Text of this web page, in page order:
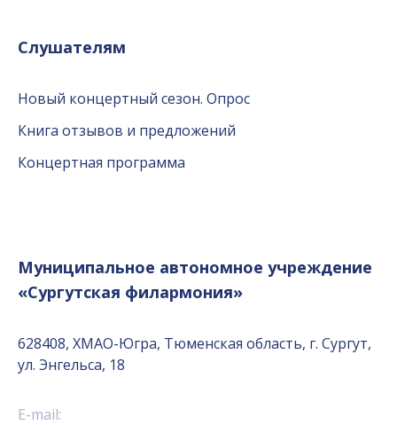
Слушателям
Новый концертный сезон. Опрос
Книга отзывов и предложений
Концертная программа
Муниципальное автономное учреждение
«Сургутская филармония»
628408, ХМАО-Югра, Тюменская область, г. Сургут,
ул. Энгельса, 18
E-mail: